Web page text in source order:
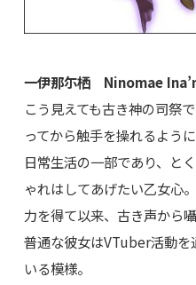
一伊那尓栖 Ninomae
こう見えても古き神の司祭
ってから触手を操れるよう
日常生活の一部であり、と
ゃれはしてあげたい乙女心。
力を得て以来、古き声から
普通な彼女はVTuber活動を
いる模様。